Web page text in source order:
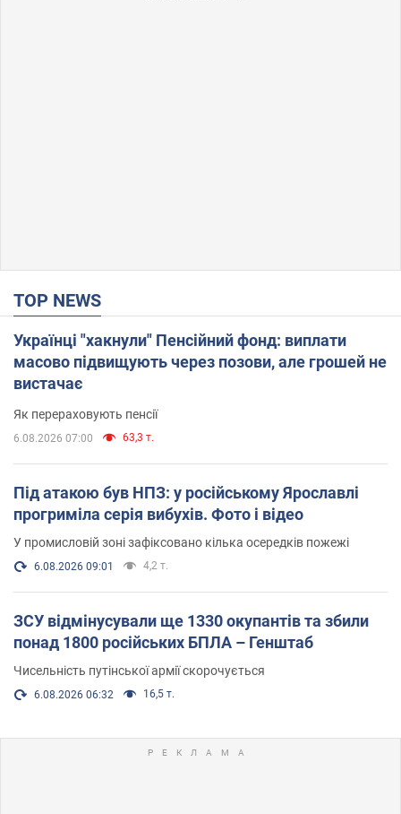
TOP NEWS
Українці "хакнули" Пенсійний фонд: виплати
масово підвищують через позови, але грошей не
вистачає
Як перераховують пенсії
6.08.2026 07:00 63,3 т.
Під атакою був НПЗ: у російському Ярославлі
прогриміла серія вибухів. Фото і відео
У промисловій зоні зафіксовано кілька осередків пожежі
6.08.2026 09:01 4,2 т.
ЗСУ відмінусували ще 1330 окупантів та збили
понад 1800 російських БПЛА – Генштаб
Чисельність путінської армії скорочується
6.08.2026 06:32 16,5 т.